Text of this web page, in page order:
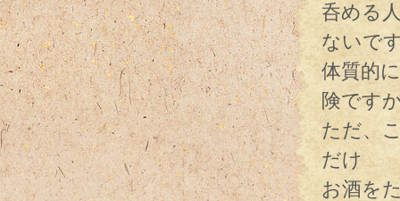
呑める
ないで
体質的
険です
ただ、
だけ
お酒を